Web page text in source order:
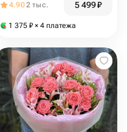
дня!»
4.902 тыс. 5 499₽
1 375 ₽ × 4 платежа